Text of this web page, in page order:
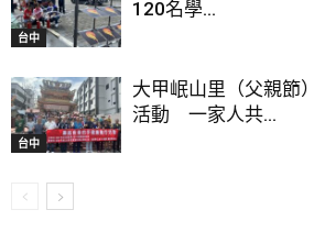
台中
120名學...
台中
大甲岷山里（父親節
活動 一家人共...